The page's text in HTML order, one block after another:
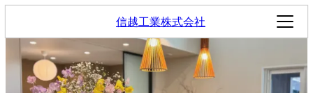
信越工業株式会社
Facebook
LinkedIn
Twitter
Telegram
WhatsApp
Pinterest
メール